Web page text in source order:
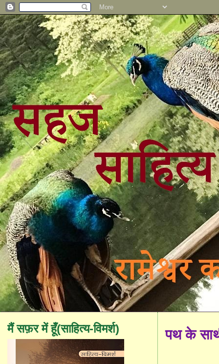
पथ के
मैं सफ़र में हूँ(साहित्य-विमर्श)